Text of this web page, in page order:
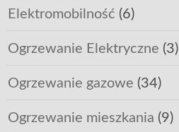
Elektromobilność (6)
Ogrzewanie Elektryczne (3)
Ogrzewanie gazowe (34)
Ogrzewanie mieszkania (9)